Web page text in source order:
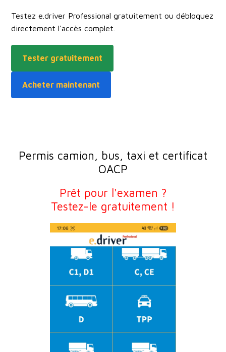
Testez e.driver Professional gratuitement ou débloquez
directement l'accès complet.
Tester gratuitement
Acheter maintenant
Permis camion, bus, taxi et certificat
OACP
Prêt pour l'examen ?
Testez-le gratuitement !